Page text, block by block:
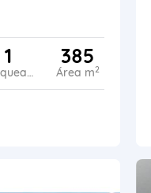
1
Parqueadero
385
Área m2